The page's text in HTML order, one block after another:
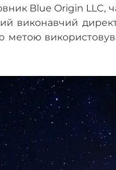
Blue Origin LLC,
виконавчий